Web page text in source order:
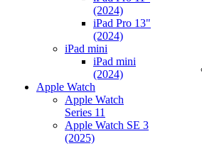
(2024)
iPad Pro 13"
(2024)
iPad mini
iPad mini
(2024)
Apple Watch
Apple Watch
Series 11
Apple Watch SE 3
(2025)